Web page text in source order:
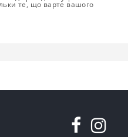
те, що варте вашого